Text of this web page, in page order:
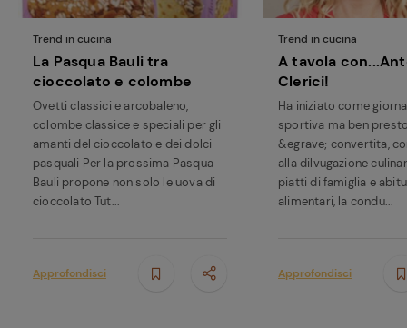
Trend in cucina
La Pasqua Bauli tra
cioccolato e colombe
Ovetti classici e arcobaleno,
colombe classice e speciali per gli
amanti del cioccolato e dei dolci
pasquali Per la prossima Pasqua
Bauli propone non solo le uova di
cioccolato Tut...
Approfondisci
Trend in cucina
A tavola
Clerici!
Ha iniziato come
sportiva ma ben
&egrave; convertita,
alla dilvugazione
piatti di famiglia e
alimentari, la condu...
Approfondisci
Ricette
preferite